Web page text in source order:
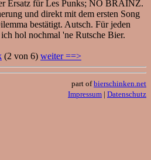
Ersatz für Les Punks; NO BRAINZ.
und direkt mit dem ersten Song
bestätigt. Autsch. Für jeden
hol nochmal 'ne Rutsche Bier.
(2 von 6) weiter ==>
part ofbierschinken.net
Impressum | Datenschutz